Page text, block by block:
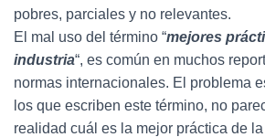
pobres, parciales y no relevantes.
El mal uso del término “mejores
industria“, es común en muchos
normas internacionales. El problema
los que escriben este término, no
realidad cuál es la mejor práctica de